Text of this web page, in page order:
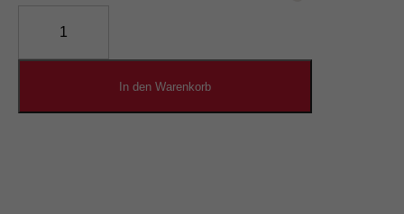
Designputz
In den Warenkorb